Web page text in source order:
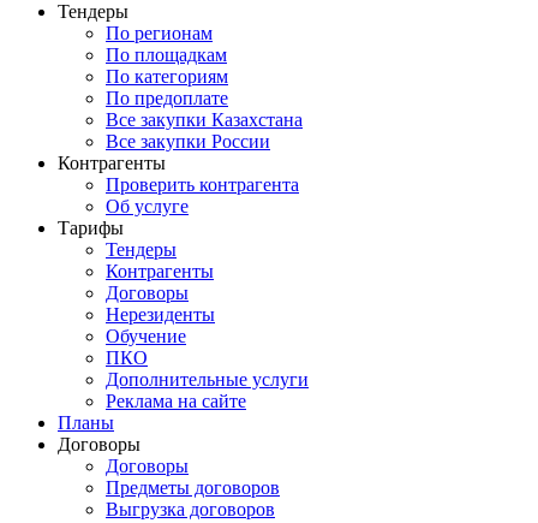
Тендеры
По регионам
По площадкам
По категориям
По предоплате
Все закупки Казахстана
Все закупки России
Контрагенты
Проверить контрагента
Об услуге
Тарифы
Тендеры
Контрагенты
Договоры
Нерезиденты
Обучение
ПКО
Дополнительные услуги
Реклама на сайте
Планы
Договоры
Договоры
Предметы договоров
Выгрузка договоров